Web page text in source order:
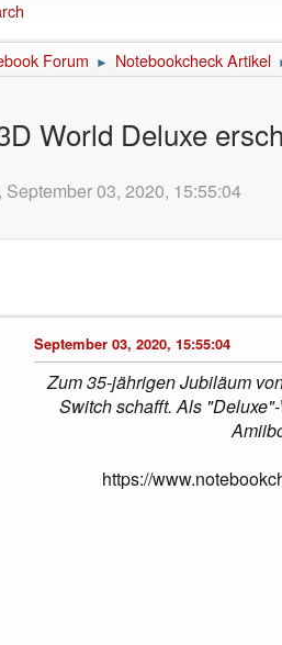
Forum ► Notebookcheck Artikel
World Deluxe
03, 2020, 15:55:04
September 03, 2020, 15:55:04
Zum 35-jährigen Jubiläum
Switch schafft. Als
https://